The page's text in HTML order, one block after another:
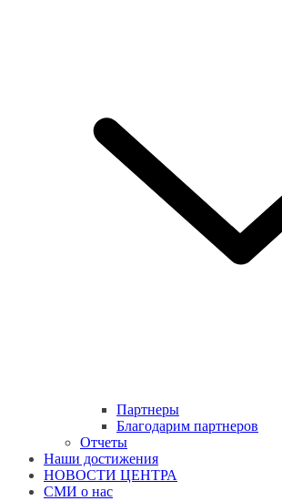
Партнеры
Благодарим партнеров
Отчеты
Наши достижения
НОВОСТИ ЦЕНТРА
СМИ о нас